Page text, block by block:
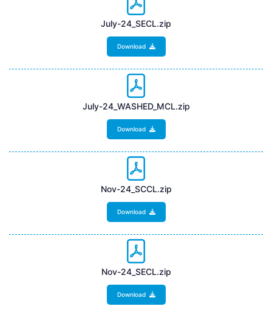
July-24_SECL.zip
Download
July-24_WASHED_MCL.zip
Download
Nov-24_SCCL.zip
Download
Nov-24_SECL.zip
Download